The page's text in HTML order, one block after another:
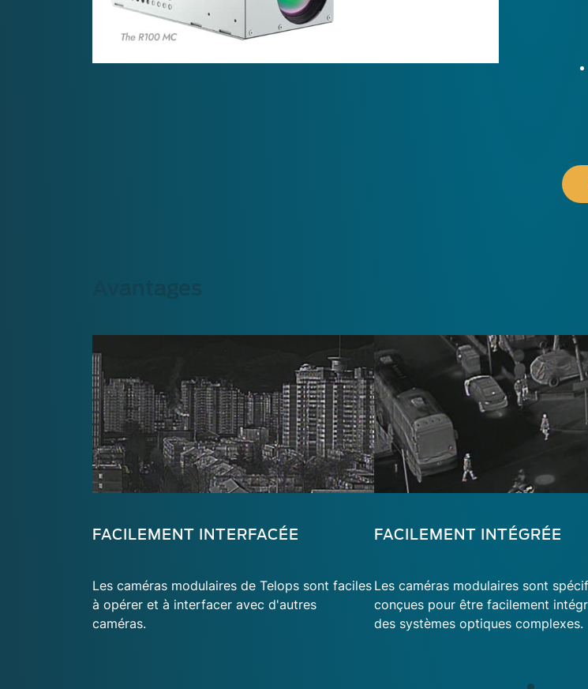
FACILEMENT INTERFACÉE
Les caméras modulaires de Telops sont faciles
à opérer et à interfacer avec d'autres
caméras.
FACILEMENT INTÉGRÉE
Les caméras modulaires sont
conçues pour être facilement
des systèmes optiques complexes.